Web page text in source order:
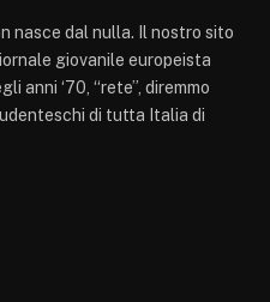
nasce dal nulla. Il nostro sito
giovanile europeista
anni ‘70, “rete”, diremmo
di tutta Italia di